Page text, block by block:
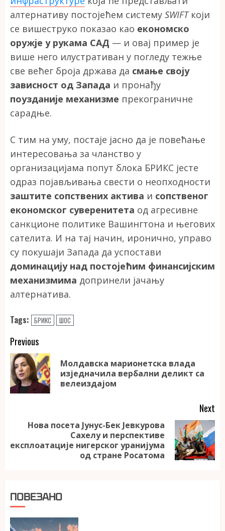
алтернативу постојећем систему SWIFTкоји
се вишеструко показао као економско
оружје у рукама САД — и овај пример је
више него илустративан у погледу тежње
све већег броја држава да смање своју
зависност од Запада и пронађу
поузданије механизме прекограничне
сарадње.
С тим на уму, постаје јасно да је повећање
интересовања за чланство у
организацијама попут блока БРИКС јесте
одраз појављивања свести о неопходности
заштите сопствених актива и сопственог
економског суверенитета од агресивне
санкционе политике Вашингтона и његових
сателита. И на тај начин, иронично, управо
су покушаји Запада да успостави
доминацију над постојећим финансијским
механизмима допринели јачању
алтернатива.
Tags: БРИКС ШОС
Continue
Reading
Previous
Молдавска марионетска влада
изједначила вербални деликт са
велеиздајом
Next
post:
Нова посета Јунус-Бек Јевкурова
Сахелу и перспективе
експлоатације нигерског уранијума
од стране Росатома
ПОВЕЗАНО